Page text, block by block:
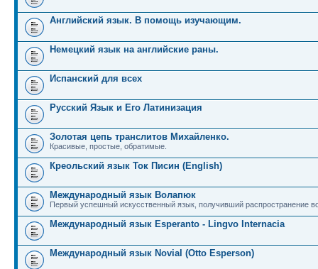
Английский язык. В помощь изучающим.
Немецкий язык на английские раны.
Испанский для всех
Русский Язык и Его Латинизация
Золотая цепь транслитов Михайленко.
Красивые, простые, обратимые.
Креольский язык Ток Писин (English)
Международный язык Волапюк
Первый успешный искусственный язык, получивший распространение
Международный язык Esperanto - Lingvo Internacia
Международный язык Novial (Otto Esperson)